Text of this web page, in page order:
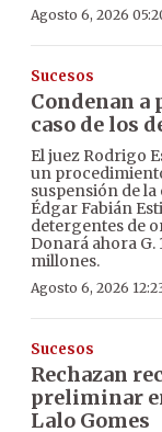
Agosto 6, 2026
Sucesos
Condenan a
caso de los
El juez Rodrigo
un
suspensión de
Édgar Fabián
detergentes de
Donará ahora G.
millones.
Agosto 6, 2026
Sucesos
Rechazan
preliminar
Lalo Gomes